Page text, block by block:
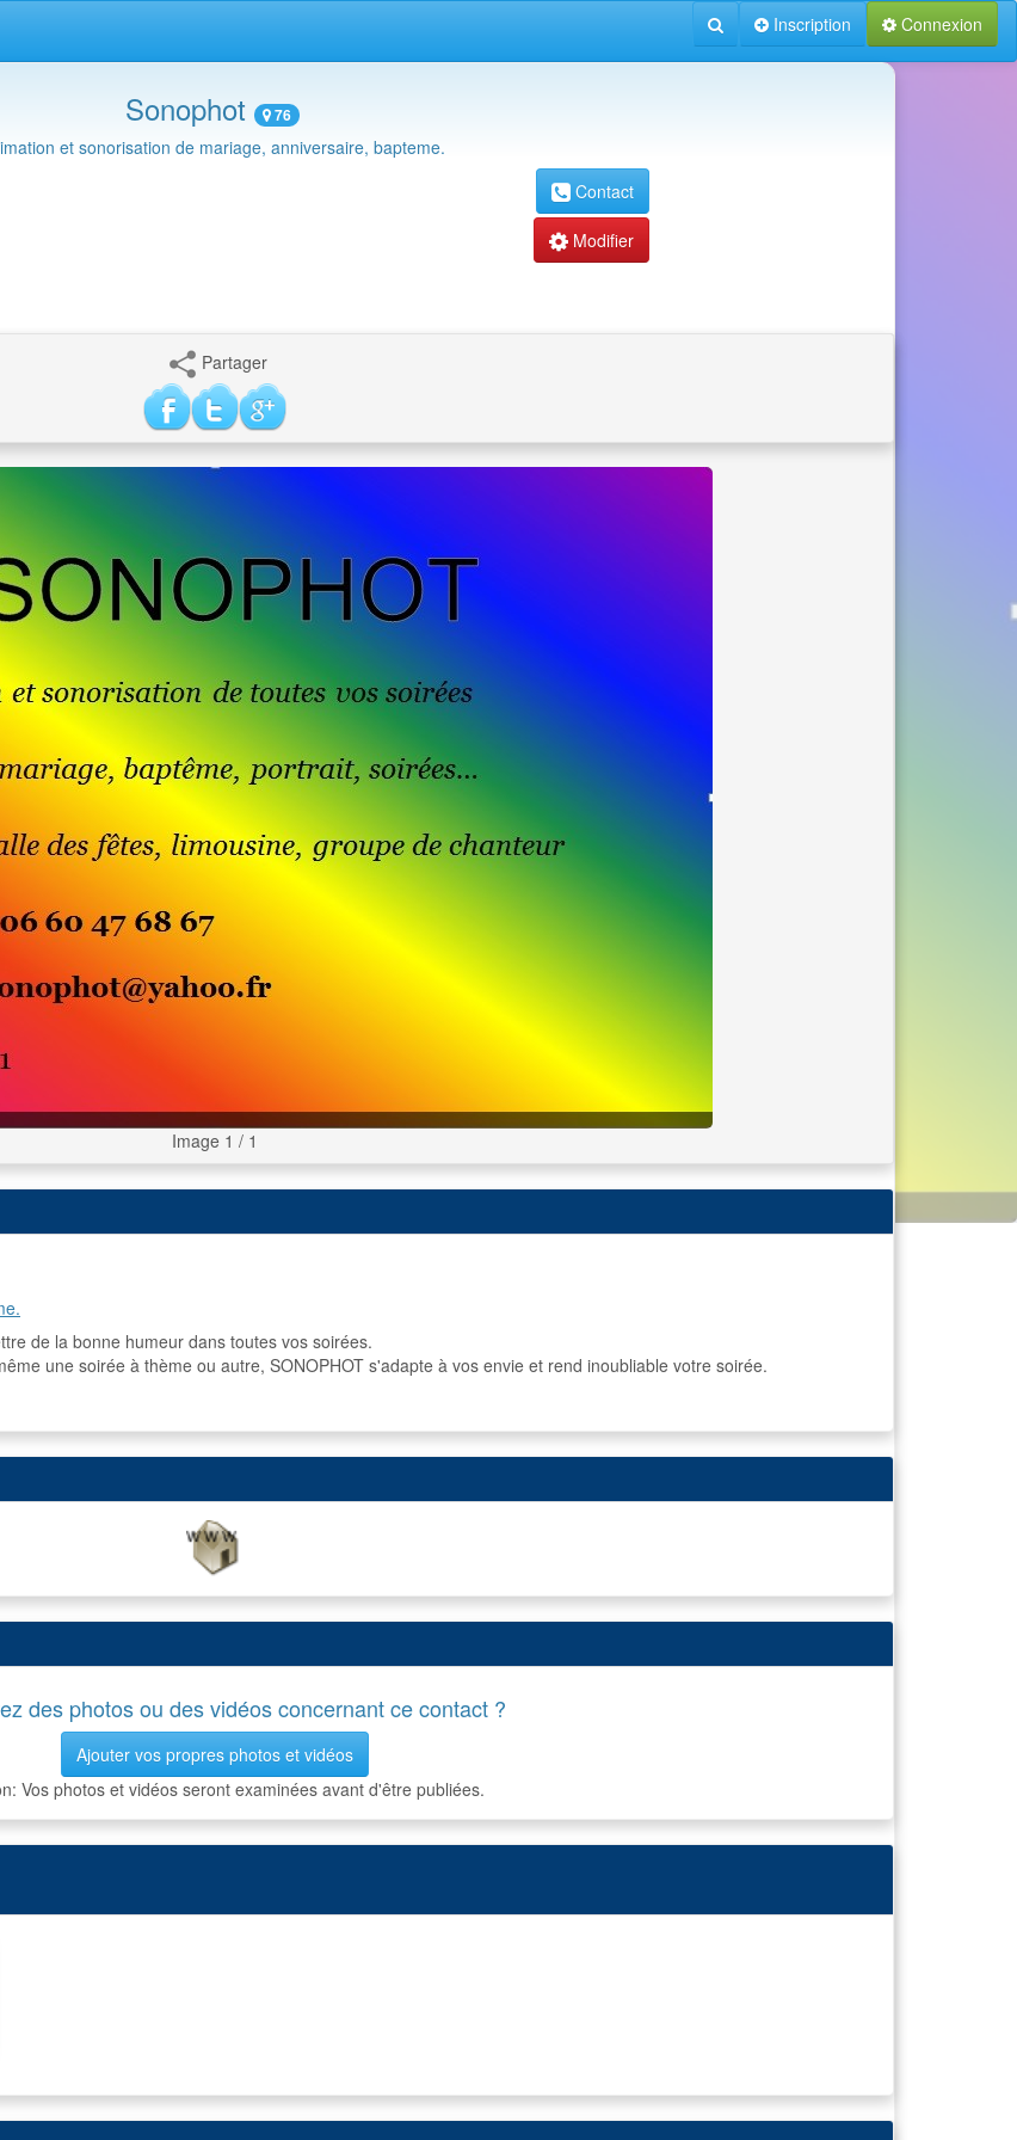
Connexion
Inscription
Sonophot 76
et sonorisation de mariage, anniversaire, bapteme.
Contact
Modifier
Partager
Image 1 / 1
de la bonne humeur dans toutes vos soirées.
une soirée à thème ou autre, SONOPHOT s'adapte à vos envie et rend inoubliable votre soirée.
des photos ou des vidéos concernant ce contact ?
Ajouter vos propres photos et vidéos
Vos photos et vidéos seront examinées avant d'être publiées.